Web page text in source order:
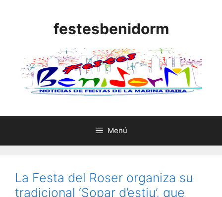
festesbenidorm
Menú
La Festa del Roser organiza su
tradicional ‘Sopar d’estiu’, que